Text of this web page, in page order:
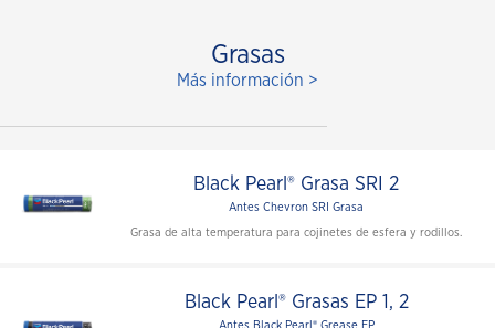
Grasas
Más información >
Black Pearl® Grasa SRI 2
Antes Chevron SRI Grasa
Grasa de alta temperatura para cojinetes de esfera y rodillos.
Black Pearl® Grasas EP 1, 2
Antes Black Pearl® Grease EP